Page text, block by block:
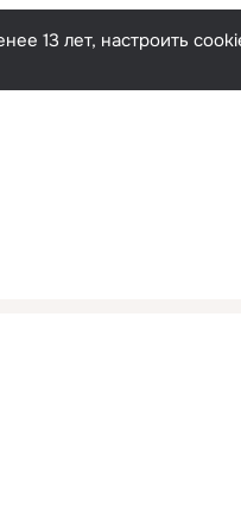
13 лет, настроить